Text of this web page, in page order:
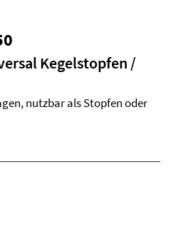
Kegelstopfen /
nutzbar als Stopfen oder